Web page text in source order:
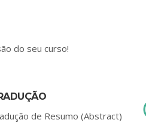
do seu curso!
de Resumo (Abstract)